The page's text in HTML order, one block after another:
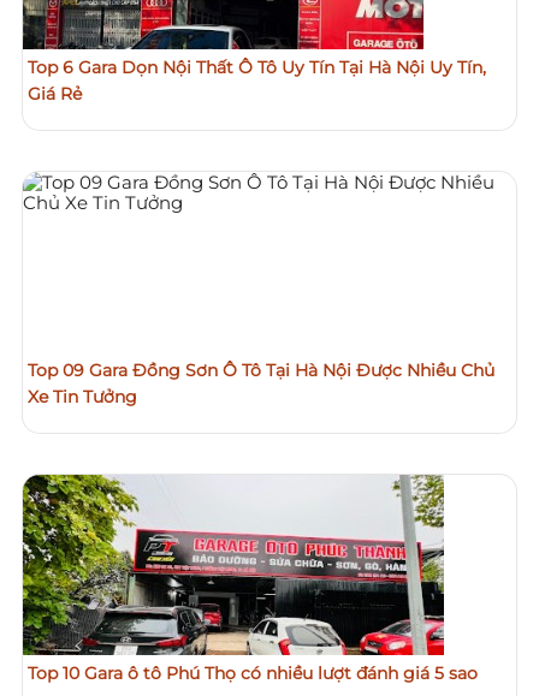
Top 6 Gara Dọn Nội Thất Ô Tô Uy Tín Tại Hà Nội Uy Tín,
Giá Rẻ
Top 09 Gara Đồng Sơn Ô Tô Tại Hà Nội Được Nhiều Chủ
Xe Tin Tưởng
Top 10 Gara ô tô Phú Thọ có nhiều lượt đánh giá 5 sao